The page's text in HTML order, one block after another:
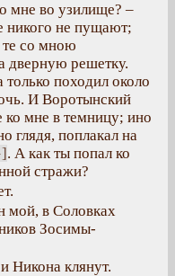
мне во узилище? –
никого не пущают;
со мною
дверную решетку.
походил около
И Воротынский
ко мне в темницу; ино
глядя, поплакал на
. А как ты попал ко
стражи?
мой, в Соловках
Зосимы-
Никона клянут.